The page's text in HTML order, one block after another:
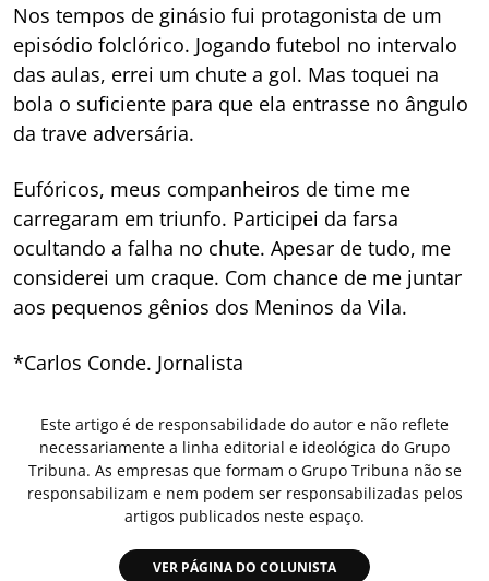
Nos tempos de ginásio fui protagonista de um
episódio folclórico. Jogando futebol no intervalo
das aulas, errei um chute a gol. Mas toquei na
bola o suficiente para que ela entrasse no ângulo
da trave adversária.
Eufóricos, meus companheiros de time me
carregaram em triunfo. Participei da farsa
ocultando a falha no chute. Apesar de tudo, me
considerei um craque. Com chance de me juntar
aos pequenos gênios dos Meninos da Vila.
*Carlos Conde. Jornalista
Este artigo é de responsabilidade do autor e não reflete
necessariamente a linha editorial e ideológica do Grupo
Tribuna. As empresas que formam o Grupo Tribuna não se
responsabilizam e nem podem ser responsabilizadas pelos
artigos publicados neste espaço.
VER PÁGINA DO COLUNISTA